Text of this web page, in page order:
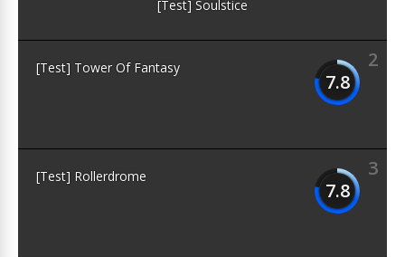
[Test] Soulstice
2
7.8
[Test] Tower Of Fantasy
3
7.8
[Test] Rollerdrome